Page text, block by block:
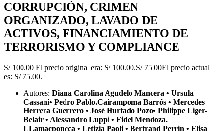
CORRUPCIÓN, CRIMEN
ORGANIZADO, LAVADO DE
ACTIVOS, FINANCIAMIENTO DE
TERRORISMO Y COMPLIANCE
S/100.00 El precio original era: S/ 100.00.S/75.00El precio actual
es: S/ 75.00.
Autores: Diana Carolina Agudelo Mancera • Ursula
Cassani• Pedro Pablo.Cairampoma Barrós • Mercedes
Herrera Guerrero • José Hurtado Pozo• Philippe Liger-
Belair • Alessandro Luppi • Fidel Mendoza.
LLamacponcca • Letizia Paoli • Bertrand Perrin • Elisa